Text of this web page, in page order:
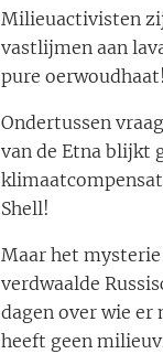
Milieuactivisten
vastlijmen aan
pure
Ondertussen
van de Etna blijkt
Shell!
Maar het
verdwaalde
dagen over wie er
heeft geen